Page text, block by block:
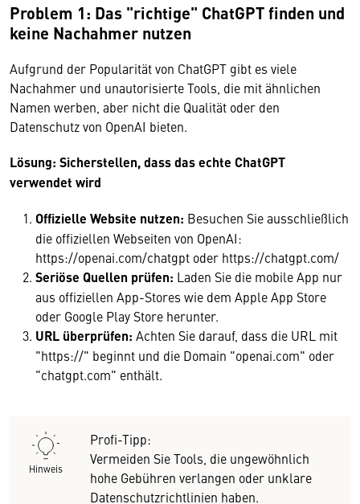
Problem 1: Das "richtige" ChatGPT finden und
keine Nachahmer nutzen
Aufgrund der Popularität von ChatGPT gibt es viele
Nachahmer und unautorisierte Tools, die mit ähnlichen
Namen werben, aber nicht die Qualität oder den
Datenschutz von OpenAI bieten.
Lösung: Sicherstellen, dass das echte ChatGPT
verwendet wird
Offizielle Website nutzen: Besuchen Sie ausschließlich
die offiziellen Webseiten von OpenAI:
https://openai.com/chatgpt oder https://chatgpt.com/
Seriöse Quellen prüfen: Laden Sie die mobile App nur
aus offiziellen App-Stores wie dem Apple App Store
oder Google Play Store herunter.
URL überprüfen: Achten Sie darauf, dass die URL mit
"https://" beginnt und die Domain "openai.com" oder
"chatgpt.com" enthält.
Hinweis
Profi-Tipp:
Vermeiden Sie Tools, die ungewöhnlich
hohe Gebühren verlangen oder unklare
Datenschutzrichtlinien haben.